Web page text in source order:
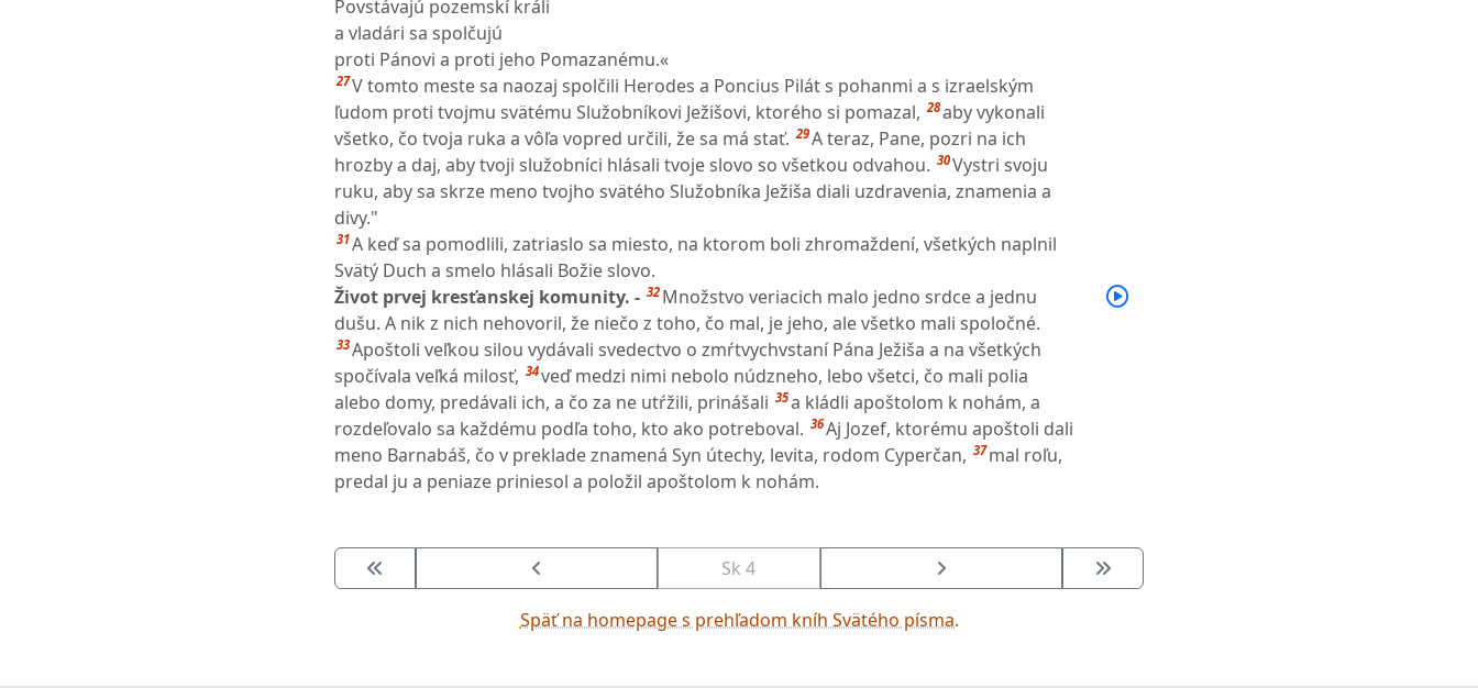
Povstávajú pozemskí králi
a vladári sa spolčujú
proti Pánovi a proti jeho Pomazanému.«
27V tomto meste sa naozaj spolčili Herodes a Poncius Pilát s pohanmi a s izraelským
ľudom proti tvojmu svätému Služobníkovi Ježišovi, ktorého si pomazal, 28aby vykonali
všetko, čo tvoja ruka a vôľa vopred určili, že sa má stať. 29A teraz, Pane, pozri na ich
hrozby a daj, aby tvoji služobníci hlásali tvoje slovo so všetkou odvahou. 30Vystri svoju
ruku, aby sa skrze meno tvojho svätého Služobníka Ježiša diali uzdravenia, znamenia a
divy."
31A keď sa pomodlili, zatriaslo sa miesto, na ktorom boli zhromaždení, všetkých naplnil
Svätý Duch a smelo hlásali Božie slovo.
Život prvej kresťanskej komunity. - 32 Množstvo veriacich malo jedno srdce a jednu
dušu. A nik z nich nehovoril, že niečo z toho, čo mal, je jeho, ale všetko mali spoločné.
33Apoštoli veľkou silou vydávali svedectvo o zmŕtvychvstaní Pána Ježiša a na všetkých
spočívala veľká milosť, 34veď medzi nimi nebolo núdzneho, lebo všetci, čo mali polia
alebo domy, predávali ich, a čo za ne utŕžili, prinášali 35a kládli apoštolom k nohám, a
rozdeľovalo sa každému podľa toho, kto ako potreboval. 36Aj Jozef, ktorému apoštoli dali
meno Barnabáš, čo v preklade znamená Syn útechy, levita, rodom Cyperčan, 37 mal roľu,
predal ju a peniaze priniesol a položil apoštolom k nohám.
Sk 4
Späť na homepage s prehľadom kníh Svätého písma.